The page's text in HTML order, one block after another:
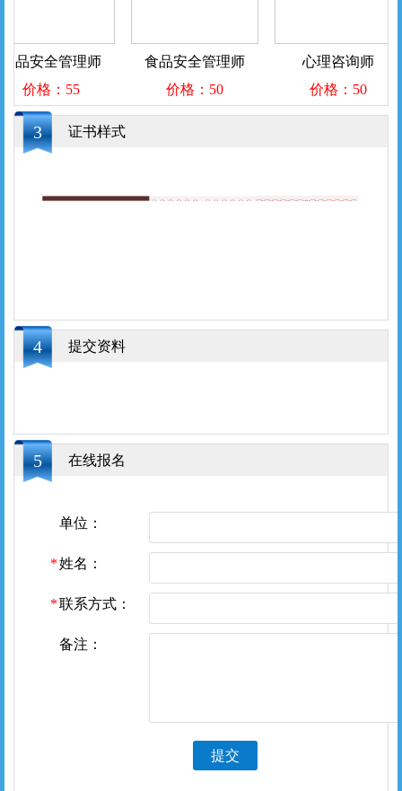
品安全管理师
价格：55
食品安全管理师
价格：50
心理咨询师
价格：50
3 证书样式
4 提交资料
5 在线报名
单位：
姓名：
联系方式：
备注：
提交